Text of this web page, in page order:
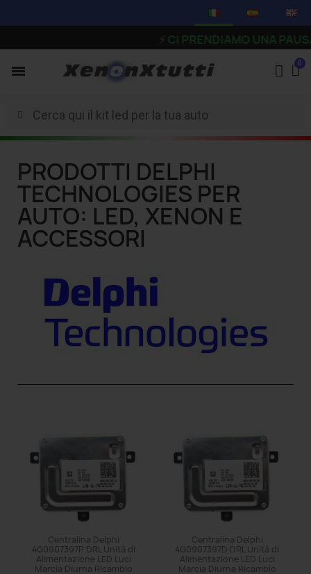
CI PRENDIAMO UNA
PRODOTTI DELPHI
TECHNOLOGIES PER
AUTO: LED, XENON E
ACCESSORI
Centralina Delphi
4G0907397P DRL Unità di
Alimentazione LED Luci
Marcia Diurna Ricambio
Centralina Delphi
4G0907397D DRL Unità di
Alimentazione LED Luci
Marcia Diurna Ricambio